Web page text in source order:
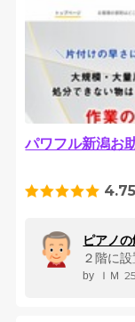
パワフル新潟お
4.75
ピアノ
ＩＭ